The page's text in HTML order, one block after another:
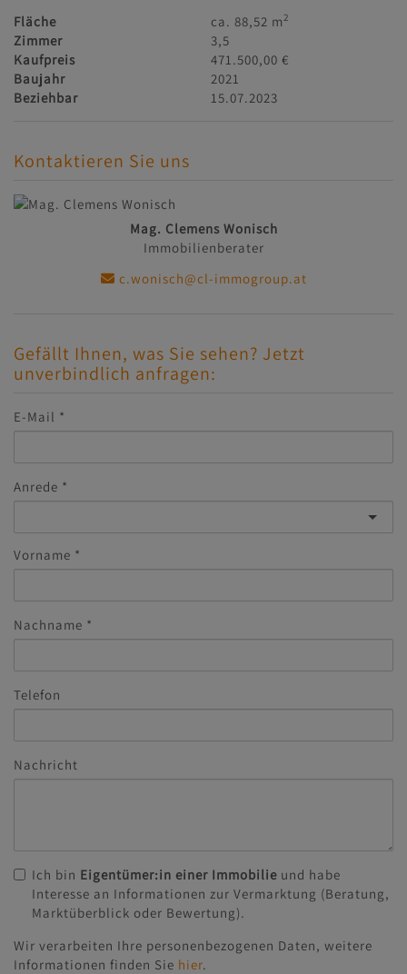
Fläche ca. 88,52 m2
Zimmer
3,5
Kaufpreis
471.500,00 €
Baujahr
2021
Beziehbar
15.07.2023
Kontaktieren Sie uns
Mag. Clemens Wonisch
Immobilienberater
c.wonisch@cl-immogroup.at
Gefällt Ihnen, was Sie sehen? Jetzt
unverbindlich anfragen:
E-Mail
Anrede
Vorname
Nachname
Telefon
Nachricht
Ich bin Eigentümer:in einer Immobilie und habe
Interesse an Informationen zur Vermarktung (Beratung,
Marktüberblick oder Bewertung).
Wir verarbeiten Ihre personenbezogenen Daten, weitere
Informationen finden Sie hier.